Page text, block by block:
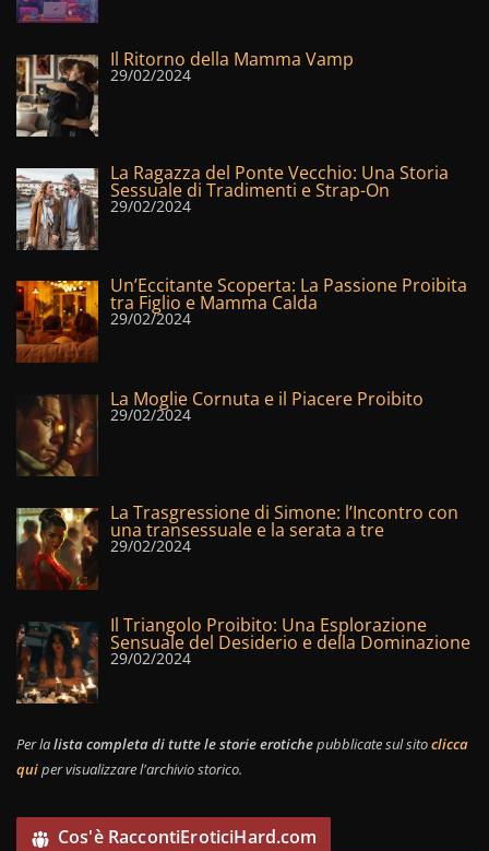
Il Ritorno della Mamma Vamp
29/02/2024
La Ragazza del Ponte Vecchio: Una Storia
Sessuale di Tradimenti e Strap-On
29/02/2024
Un’Eccitante Scoperta: La Passione Proibita
tra Figlio e Mamma Calda
29/02/2024
La Moglie Cornuta e il Piacere Proibito
29/02/2024
La Trasgressione di Simone: l’Incontro con
una transessuale e la serata a tre
29/02/2024
Il Triangolo Proibito: Una Esplorazione
Sensuale del Desiderio e della Dominazione
29/02/2024
Per lalista completa di tutte le storie erotichepubblicate sul sitoclicca
quiper visualizzare l'archivio storico.
Cos'è RaccontiEroticiHard.com